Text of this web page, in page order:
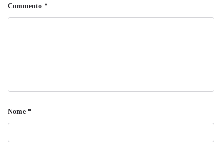
Commento *
Nome *